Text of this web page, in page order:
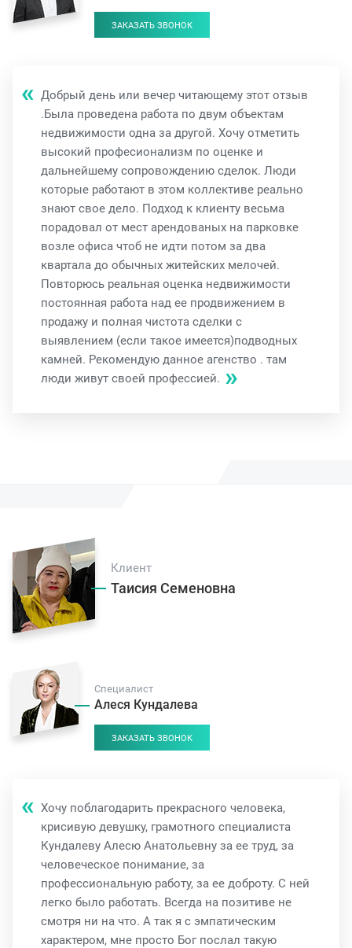
ЗАКАЗАТЬ ЗВОНОК
Добрый день или вечер читающему этот отзыв
.Была проведена работа по двум объектам
недвижимости одна за другой. Хочу отметить
высокий професионализм по оценке и
дальнейшему сопровождению сделок. Люди
которые работают в этом коллективе реально
знают свое дело. Подход к клиенту весьма
порадовал от мест арендованых на парковке
возле офиса чтоб не идти потом за два
квартала до обычных житейских мелочей.
Повторюсь реальная оценка недвижимости
постоянная работа над ее продвижением в
продажу и полная чистота сделки с
выявлением (если такое имеется)подводных
камней. Рекомендую данное агенство . там
люди живут своей профессией.
Клиент
Таисия Семеновна
Специалист
Алеся Кундалева
ЗАКАЗАТЬ ЗВОНОК
Хочу поблагодарить прекрасного человека,
крисивую девушку, грамотного специалиста
Кундалеву Алесю Анатольевну за ее труд, за
человеческое понимание, за
профессиональную работу, за ее доброту. С ней
легко было работать. Всегда на позитиве не
смотря ни на что. А так я с эмпатическим
характером, мне просто Бог послал такую